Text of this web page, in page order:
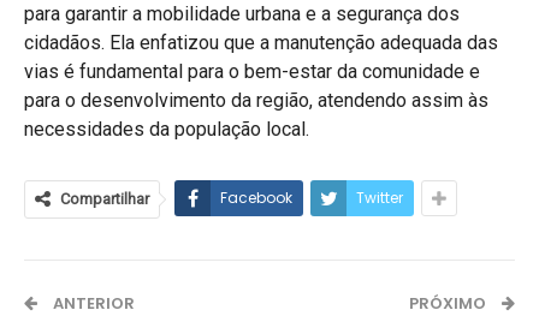
para garantir a mobilidade urbana e a segurança dos
cidadãos. Ela enfatizou que a manutenção adequada das
vias é fundamental para o bem-estar da comunidade e
para o desenvolvimento da região, atendendo assim às
necessidades da população local.
Compartilhar Facebook Twitter
ANTERIOR PRÓXIMO